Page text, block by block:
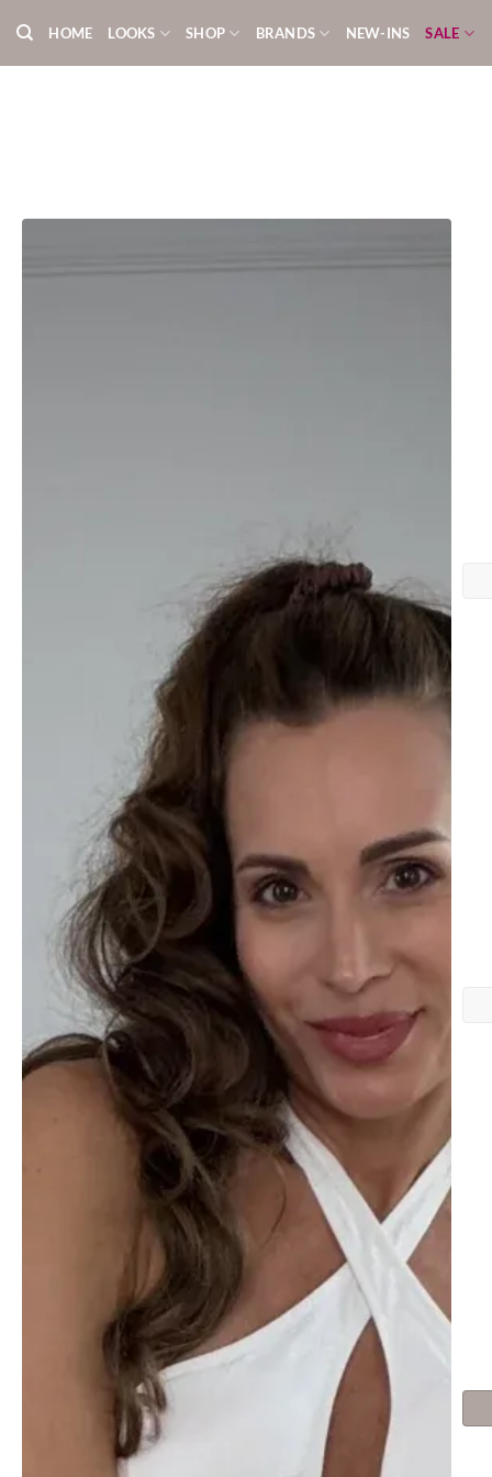
Inhalt
springen
HOME LOOKS SHOP BRANDS NEW-INS SALE